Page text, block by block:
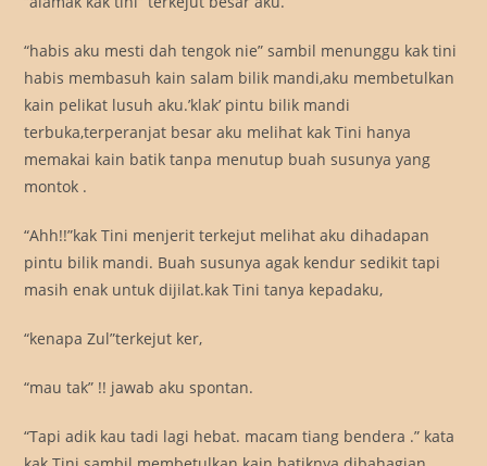
“habis aku mesti dah tengok nie” sambil menunggu kak tini
habis membasuh kain salam bilik mandi,aku membetulkan
kain pelikat lusuh aku.’klak’ pintu bilik mandi
terbuka,terperanjat besar aku melihat kak Tini hanya
memakai kain batik tanpa menutup buah susunya yang
montok .
“Ahh!!”kak Tini menjerit terkejut melihat aku dihadapan
pintu bilik mandi. Buah susunya agak kendur sedikit tapi
masih enak untuk dijilat.kak Tini tanya kepadaku,
“kenapa Zul”terkejut ker,
“mau tak” !! jawab aku spontan.
“Tapi adik kau tadi lagi hebat. macam tiang bendera .” kata